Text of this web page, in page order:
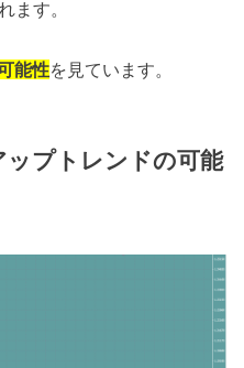
ます。
能性を見ています。
ップトレンドの可能